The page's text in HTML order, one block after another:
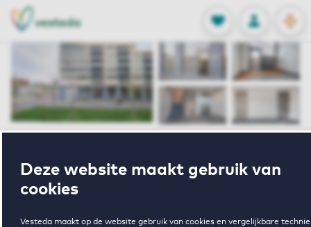
Deze website maakt gebruik van
cookies
Vesteda maakt op de website gebruik van cookies en vergelijkbare
FAVORIETEN
Opgeslagen
INLOGGEN
NL
EN
Centrumboulevard 451 Utrecht